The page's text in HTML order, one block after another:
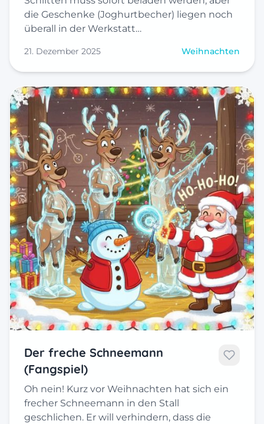
die Geschenke (Joghurtbecher) liegen noch
überall in der Werkstatt…
21. Dezember 2025 Weihnachten
Der freche Schneemann
(Fangspiel)
Oh nein! Kurz vor Weihnachten hat sich ein
frecher Schneemann in den Stall
geschlichen. Er will verhindern, dass die